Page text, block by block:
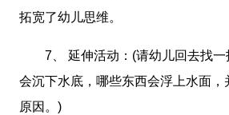
拓宽了幼儿思维。
7、 延伸活动：(请幼儿回去找一
会沉下水底，哪些东西会浮上水面，
原因。)